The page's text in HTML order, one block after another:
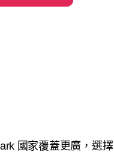
國家覆蓋更廣，選擇